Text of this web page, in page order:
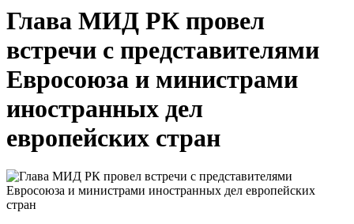
Глава МИД РК провел
встречи с представителями
Евросоюза и министрами
иностранных дел
европейских стран